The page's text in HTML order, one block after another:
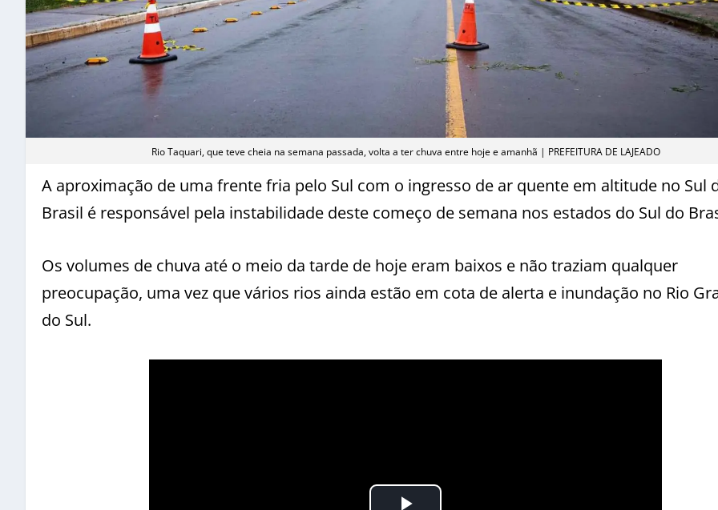
Rio Taquari, que teve cheia na semana passada, volta a ter chuva entre hoje e amanhã | PREFEITURA DE LAJEADO
A aproximação de uma frente fria pelo Sul com o ingresso de ar quente em altitude no Sul
Brasil é responsável pela instabilidade deste começo de semana nos estados do Sul do
Os volumes de chuva até o meio da tarde de hoje eram baixos e não traziam qualquer
preocupação, uma vez que vários rios ainda estão em cota de alerta e inundação no Rio
do Sul.